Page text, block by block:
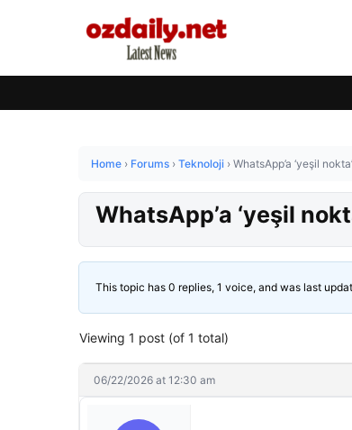
Home › Forums › Teknoloji › WhatsApp’a ‘yeşil
WhatsApp’a ‘yeşil
This topic has 0 replies, 1 voice, and was last
Viewing 1 post (of 1 total)
06/22/2026 at 12:30 am